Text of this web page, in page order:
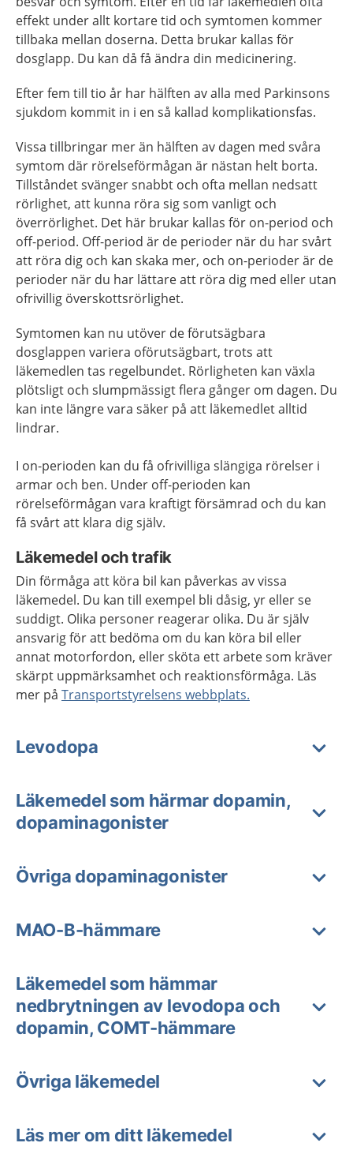
effekt under allt kortare tid och symtomen kommer
tillbaka mellan doserna. Detta brukar kallas för
dosglapp. Du kan då få ändra din medicinering.
Efter fem till tio år har hälften av alla med Parkinsons
sjukdom kommit in i en så kallad komplikationsfas.
Vissa tillbringar mer än hälften av dagen med svåra
symtom där rörelseförmågan är nästan helt borta.
Tillståndet svänger snabbt och ofta mellan nedsatt
rörlighet, att kunna röra sig som vanligt och
överrörlighet. Det här brukar kallas för on-period och
off-period. Off-period är de perioder när du har svårt
att röra dig och kan skaka mer, och on-perioder är de
perioder när du har lättare att röra dig med eller utan
ofrivillig överskottsrörlighet.
Symtomen kan nu utöver de förutsägbara
dosglappen variera oförutsägbart, trots att
läkemedlen tas regelbundet. Rörligheten kan växla
plötsligt och slumpmässigt flera gånger om dagen. Du
kan inte längre vara säker på att läkemedlet alltid
lindrar.
I on-perioden kan du få ofrivilliga slängiga rörelser i
armar och ben. Under off-perioden kan
rörelseförmågan vara kraftigt försämrad och du kan
få svårt att klara dig själv.
Läkemedel och trafik
Din förmåga att köra bil kan påverkas av vissa
läkemedel. Du kan till exempel bli dåsig, yr eller se
suddigt. Olika personer reagerar olika. Du är själv
ansvarig för att bedöma om du kan köra bil eller
annat motorfordon, eller sköta ett arbete som kräver
skärpt uppmärksamhet och reaktionsförmåga. Läs
mer på Transportstyrelsens webbplats.
Levodopa
Läkemedel som härmar dopamin,
dopaminagonister
Övriga dopaminagonister
MAO-B-hämmare
Läkemedel som hämmar
nedbrytningen av levodopa och
dopamin, COMT-hämmare
Övriga läkemedel
Läs mer om ditt läkemedel